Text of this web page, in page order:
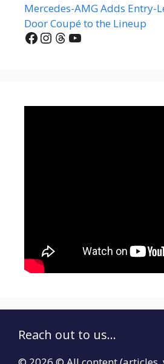
Mercedes-AMG Adds Entry-
Door Coupé to the Lineup
Facebook
Instagram
Threads
YouTube
Reach out to us...